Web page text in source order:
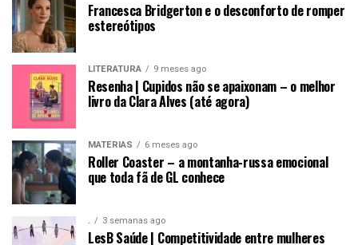
Francesca Bridgerton e o desconforto de romper
estereótipos
LITERATURA 9 meses ago
Resenha | Cupidos não se apaixonam – o melhor
livro da Clara Alves (até agora)
MATÉRIAS 6 meses ago
Roller Coaster – a montanha-russa emocional
que toda fã de GL conhece
. 3 semanas ago
LesB Saúde | Competitividade entre mulheres